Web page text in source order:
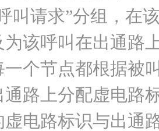
叫请求”分组，在
为该呼叫在出通路
一个节点都根据被
通路上分配虚电路
虚电路标识与出通